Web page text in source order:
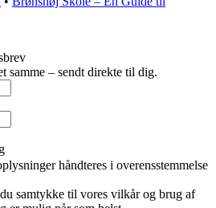
samme – sendt direkte til dig.
håndteres i overensstemmelse
samtykke til vores vilkår og brug af